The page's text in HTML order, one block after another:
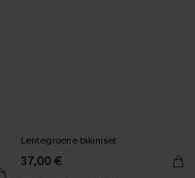
Lentegroene bikiniset
37,00 €